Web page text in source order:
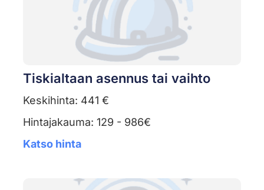
Tiskialtaan asennus tai vaihto
Keskihinta: 441 €
Hintajakauma: 129 - 986€
Katso hinta